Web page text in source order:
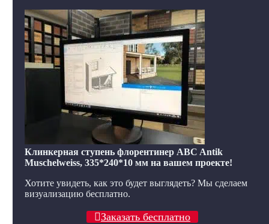
Клинкерная ступень флорентинер ABC Antik
Muschelweiss, 335*240*10 мм на вашем проекте!
Хотите увидеть, как это будет выглядеть? Мы сделаем
визуализацию бесплатно.
Заказать бесплатно